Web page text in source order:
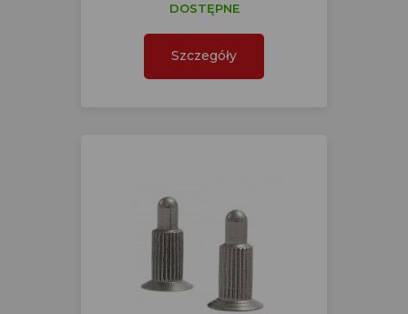
DOSTĘPNE
Szczegóły